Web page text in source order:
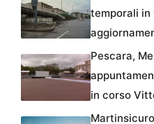
temporali in
Pescara,
in corso